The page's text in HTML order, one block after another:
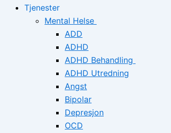
Tjenester
Mental Helse
ADD
ADHD
ADHD Behandling
ADHD Utredning
Angst
Bipolar
Depresjon
OCD